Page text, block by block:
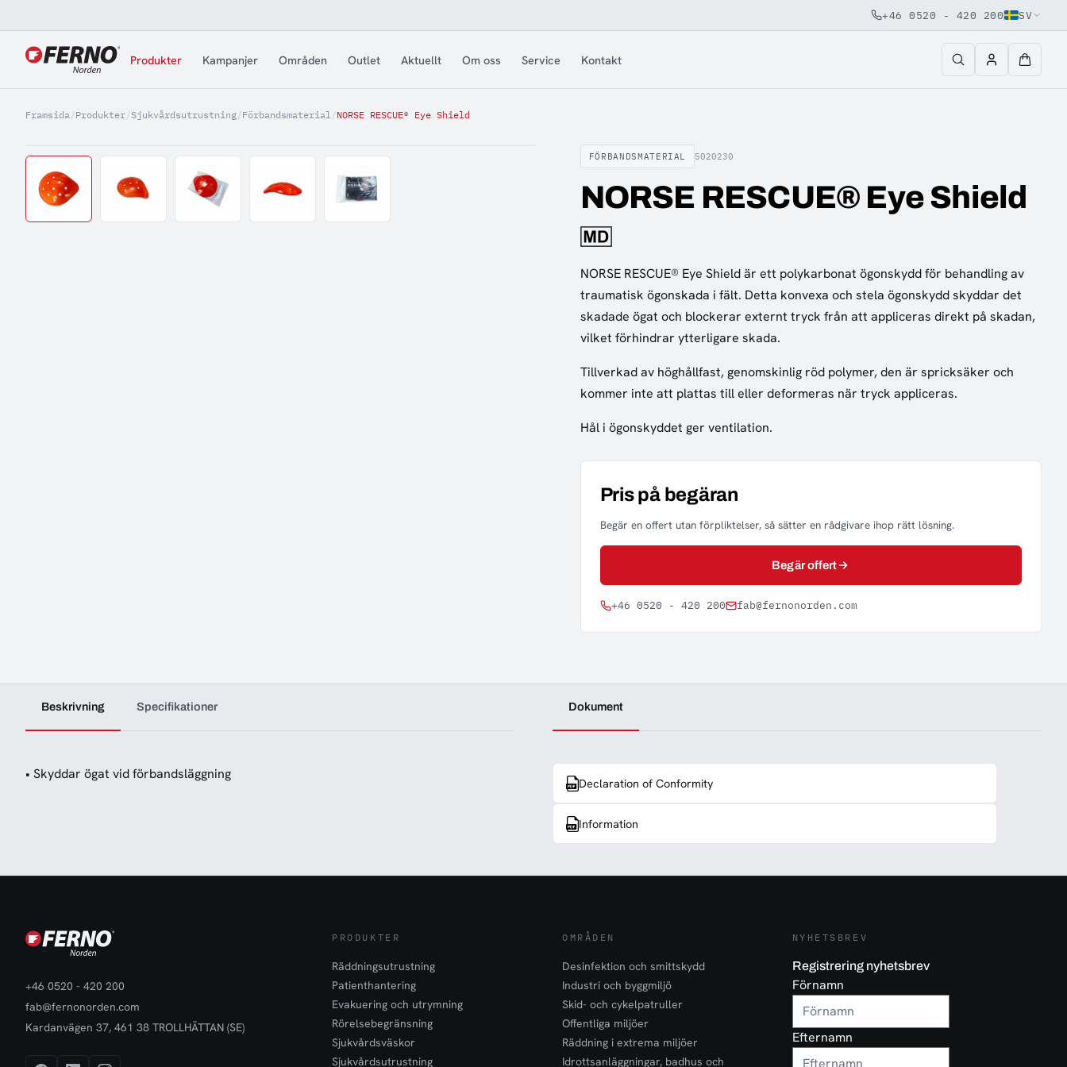
Jump to content
+46 0520 - 420 200 SV
Produkter Kampanjer Områden Outlet Aktuellt Om oss Service Kontakt
Framsida/Produkter/Sjukvårdsutrustning/Förbandsmaterial/NORSE RESCUE® Eye Shield
FÖRBANDSMATERIAL 5020230
NORSE RESCUE® Eye Shield
NORSE RESCUE® Eye Shield är ett polykarbonat ögonskydd för behandling av
traumatisk ögonskada i fält. Detta konvexa och stela ögonskydd skyddar det
skadade ögat och blockerar externt tryck från att appliceras direkt på skadan,
vilket förhindrar ytterligare skada.
Tillverkad av höghållfast, genomskinlig röd polymer, den är spricksäker och
kommer inte att plattas till eller deformeras när tryck appliceras.
Hål i ögonskyddet ger ventilation.
Pris på begäran
Begär en offert utan förpliktelser, så sätter en rådgivare ihop rätt lösning.
Begär offert
+46 0520 - 420 200 fab@fernonorden.com
Beskrivning Specifikationer
• Skyddar ögat vid förbandsläggning
Dokument
Declaration of Conformity
Information
+46 0520 - 420 200
fab@fernonorden.com
Kardanvägen 37, 461 38 TROLLHÄTTAN (SE)
PRODUKTER
Räddningsutrustning
Patienthantering
Evakuering och utrymning
Rörelsebegränsning
Sjukvårdsväskor
Sjukvårdsutrustning
OMRÅDEN
Desinfektion och smittskydd
Industri och byggmiljö
Skid- och cykelpatruller
Offentliga miljöer
Räddning i extrema miljöer
Idrottsanläggningar, badhus och
NYHETSBREV
Registrering nyhetsbrev
Förnamn
Efternamn